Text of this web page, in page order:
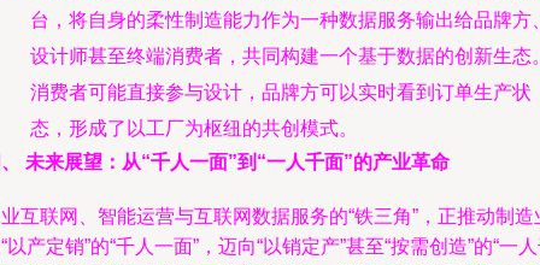
台，将自身的柔性制造能力作为一种数据服务输出给品牌方
设计师甚至终端消费者，共同构建一个基于数据的创新生态
消费者可能直接参与设计，品牌方可以实时看到订单生产状
态，形成了以工厂为枢纽的共创模式。
未来展望：从“千人一面”到“一人千面”的产业革命
互联网、智能运营与互联网数据服务的“铁三角”，正推动制造
以产定销”的“千人一面”，迈向“以销定产”甚至“按需创造”的“一